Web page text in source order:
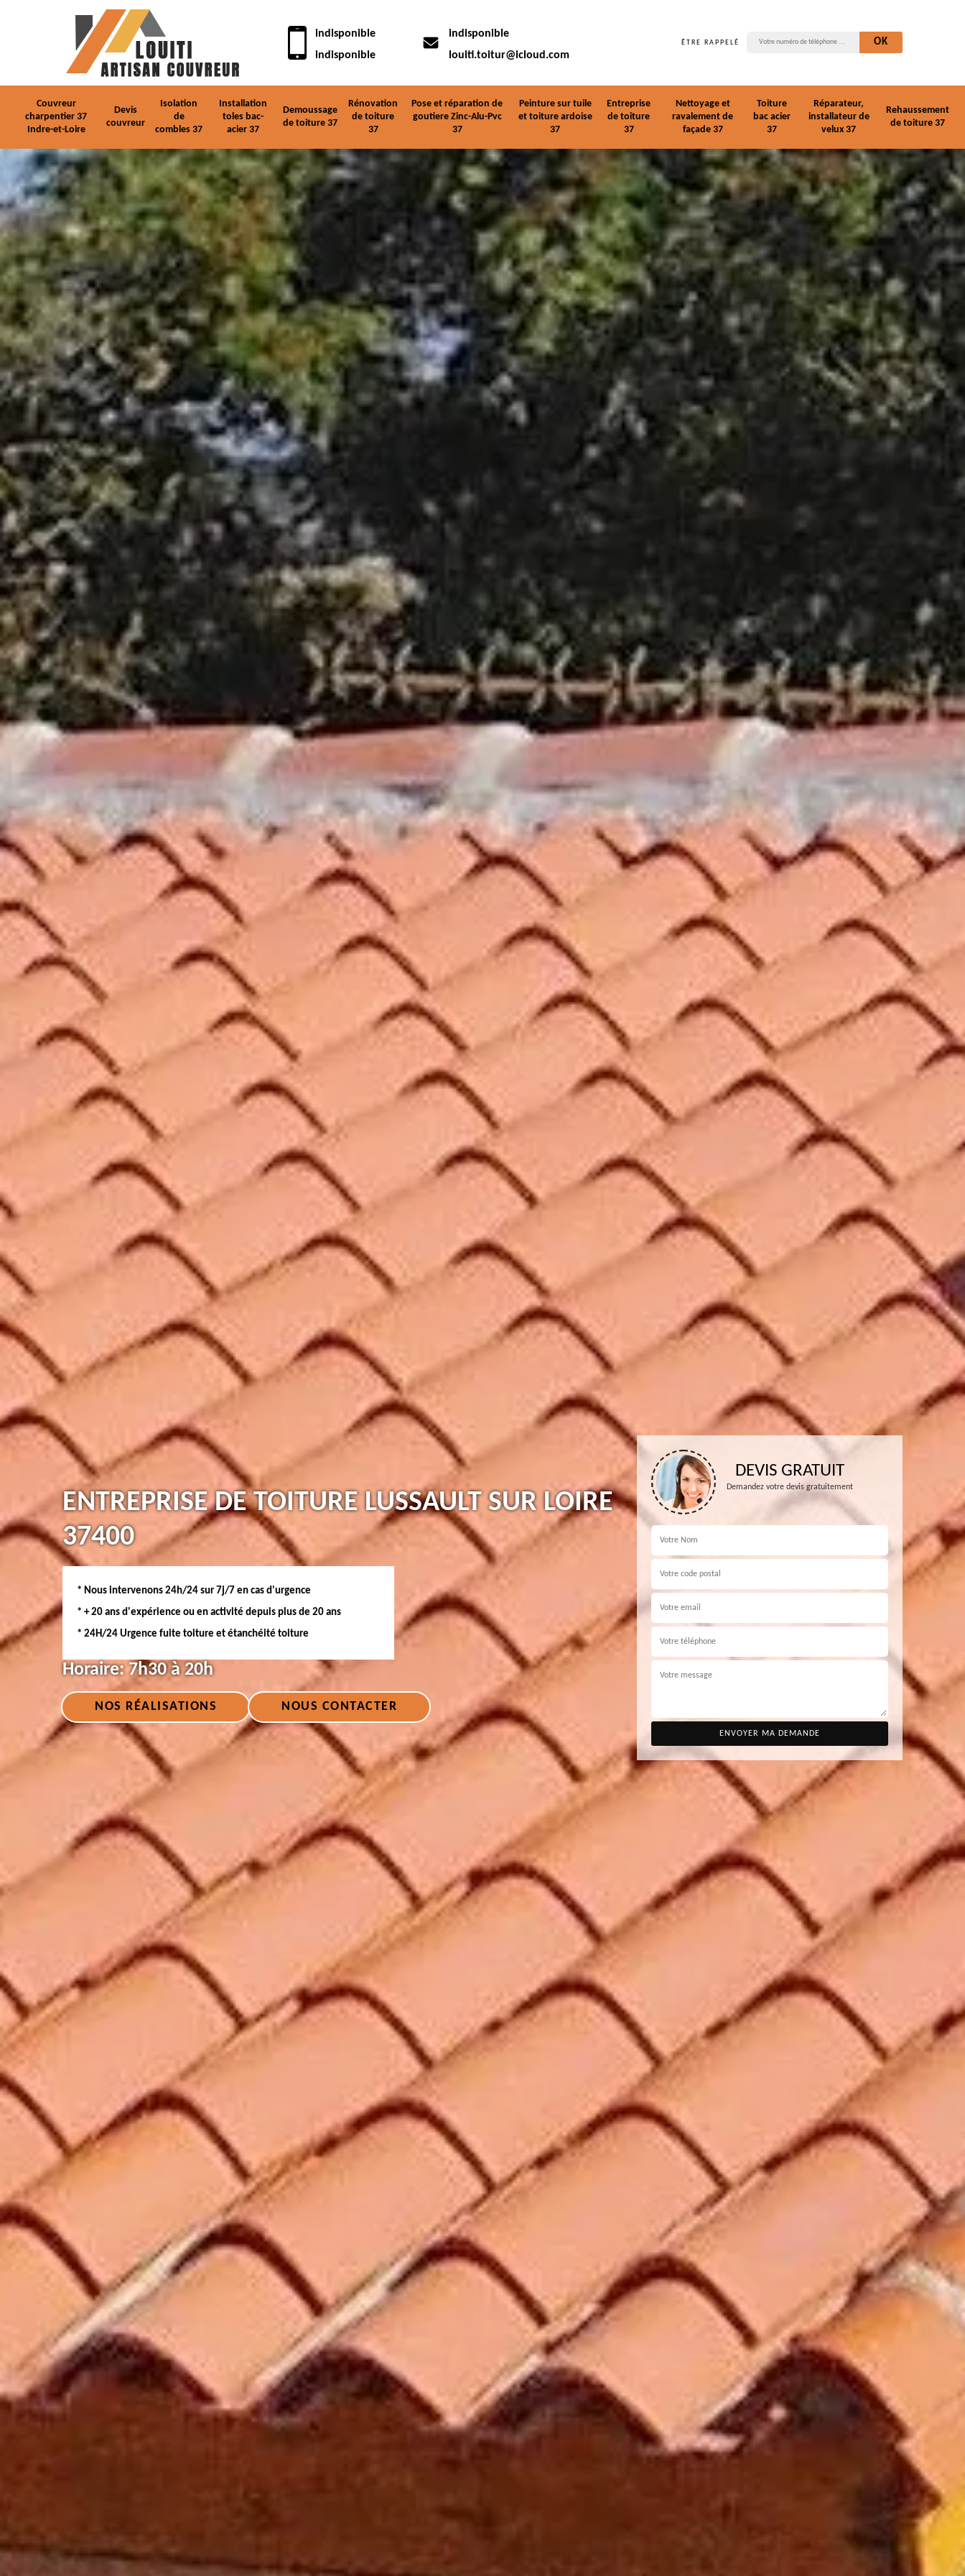
indisponible
indisponible
indisponible
louiti.toitur@icloud.com
ÊTRE RAPPELÉ
Couvreur
charpentier 37
Indre-et-Loire
Devis
couvreur
Isolation
de
combles 37
Installation
toles bac-
acier 37
Demoussage
de toiture 37
Rénovation
de toiture
37
Pose et réparation de
goutiere Zinc-Alu-Pvc
37
Peinture sur tuile
et toiture ardoise
37
Entreprise
de toiture
37
Nettoyage et
ravalement de
façade 37
Toiture
bac acier
37
Réparateur,
installateur de
velux 37
Rehaussement
de toiture 37
ENTREPRISE DE TOITURE LUSSAULT SUR LOIRE
37400
* Nous intervenons 24h/24 sur 7j/7 en cas d'urgence
* + 20 ans d'expérience ou en activité depuis plus de 20 ans
* 24H/24 Urgence fuite toiture et étanchéité toiture
Horaire:7h30 à 20h
NOS RÉALISATIONS NOUS CONTACTER
DEVIS GRATUIT
Demandez votre devis gratuitement